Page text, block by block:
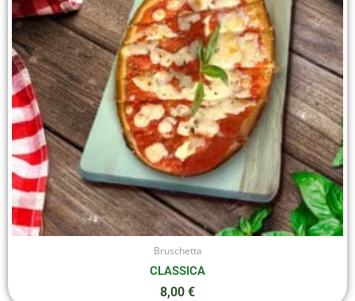
Bruschetta
CLASSICA
8,00 €